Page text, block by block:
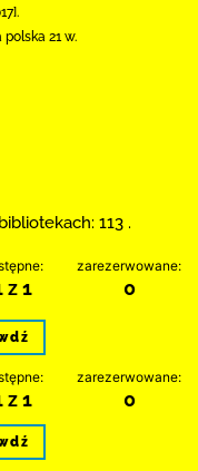
21 w.
113 .
z 1
zarezerwowane:
0
z 1
zarezerwowane:
0